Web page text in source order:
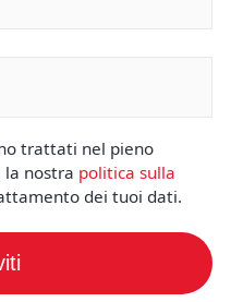
trattati nel pieno
la nostra politica sulla
dei tuoi dati.